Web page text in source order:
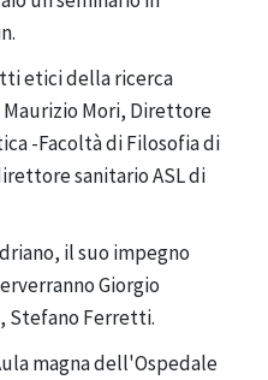
etici della ricerca
Mori, Direttore
-Facoltà di Filosofia di
sanitario ASL di
il suo impegno
Giorgio
Stefano Ferretti.
magna dell'Ospedale